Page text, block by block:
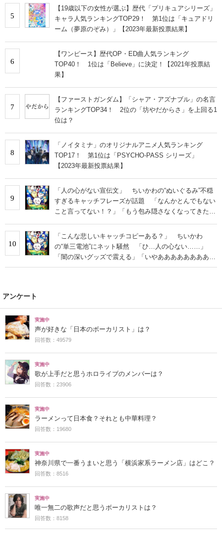
5
【19歳以下の女性が選ぶ】歴代「プリキュアシリーズ」
キャラ人気ランキングTOP29！ 第1位は「キュアドリ
ーム（夢原のぞみ）」【2023年最新投票結果】
6
【ワンピース】歴代OP・ED曲人気ランキング
TOP40！ 1位は「Believe」に決定！【2021年投票結
果】
7
【ファーストガンダム】「シャア・アズナブル」の名言
ランキングTOP34！ 2位の「坊やだからさ」を上回る1
位は？
8
「ノイタミナ」のオリジナルアニメ人気ランキング
TOP17！ 第1位は「PSYCHO-PASS シリーズ」
【2023年最新投票結果】
9
「人の心がない宣伝文」 ちいかわの“ぬいぐるみ”不穏
すぎるキャッチフレーズが話題 「なんかとんでもない
こと言ってない！？」「もう包み隠さなくなってきた
10
「こんな悲しいキャッチコピーある？」 ちいかわ
の“単三電池”にネット騒然 「ひ…人の心ない……」
「闇の深いグッズで震える」「いやあああああああああ
あ」
アンケート
実施中
声が好きな「日本のボーカリスト」は？
回答数：49579
実施中
歌が上手だと思うホロライブのメンバーは？
回答数：23906
実施中
ラーメンって日本食？それとも中華料理？
回答数：19680
実施中
神奈川県で一番うまいと思う「横浜家系ラーメン店」はどこ？
回答数：8516
実施中
唯一無二の歌声だと思うボーカリストは？
回答数：8158